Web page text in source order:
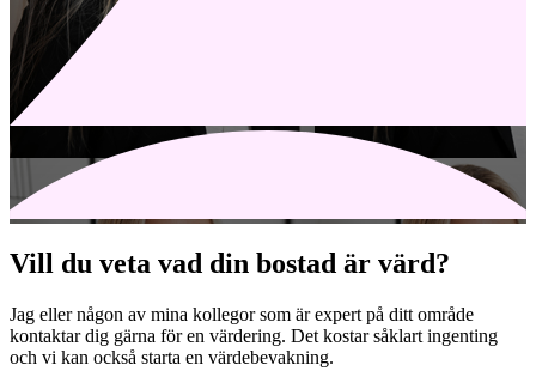
Vill du veta vad din bostad är värd?
Jag eller någon av mina kollegor som är expert på ditt område
kontaktar dig gärna för en värdering. Det kostar såklart ingenting
och vi kan också starta en värdebevakning.